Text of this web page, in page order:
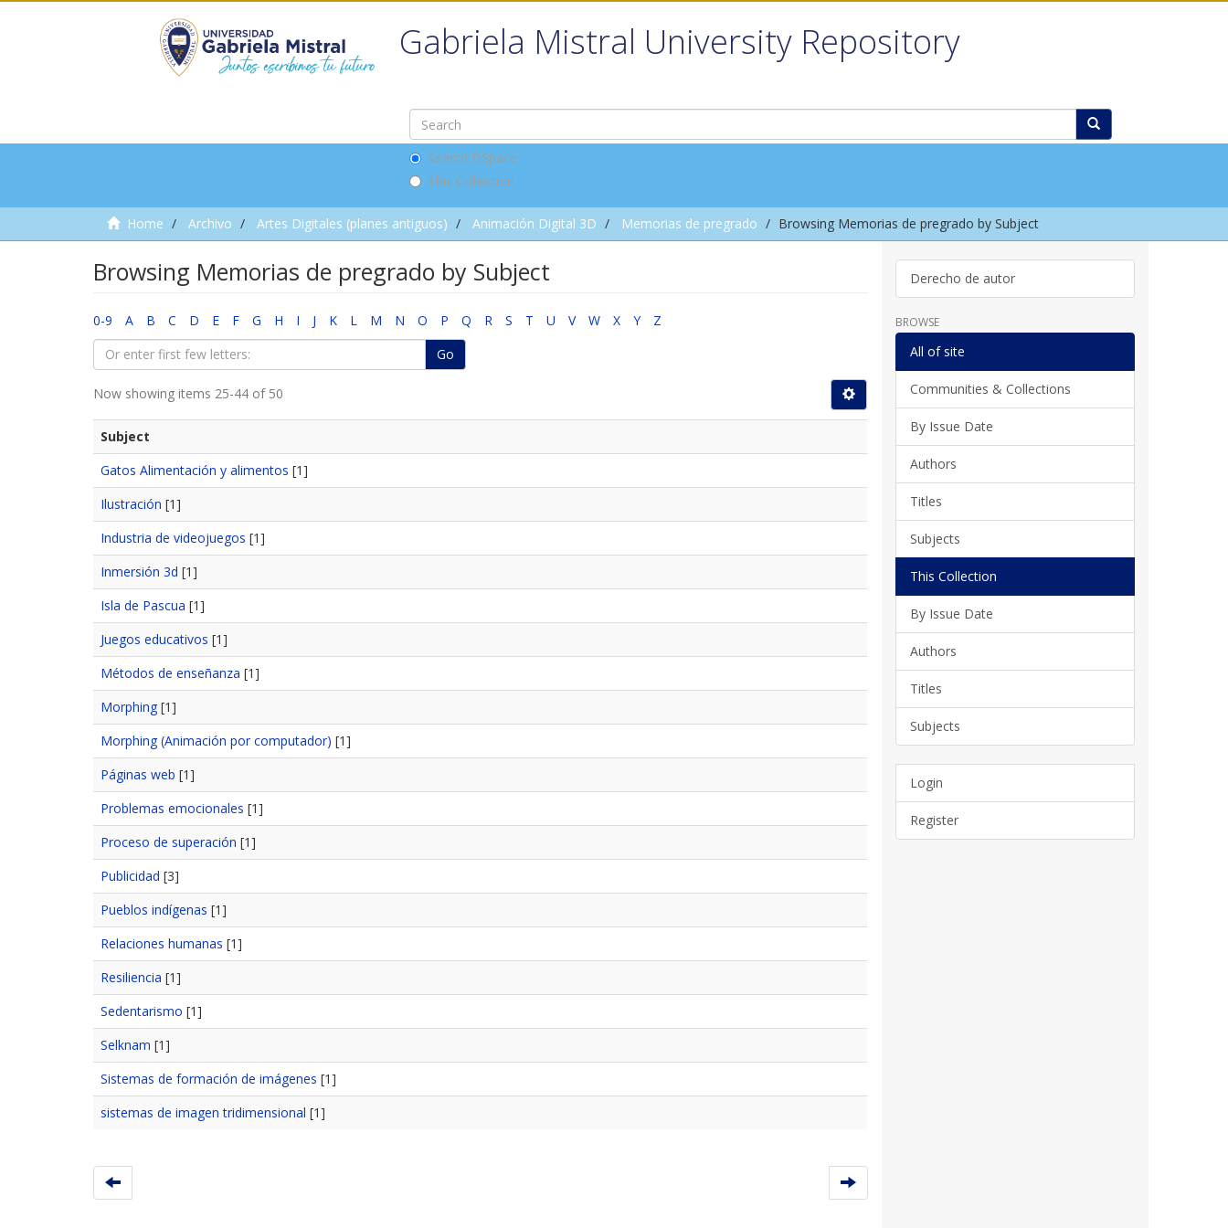
Gabriela Mistral University Repository
Search DSpace
This Collection
Home Archivo Artes Digitales (planes antiguos) Animación Digital 3D Memorias de pregrado Browsing Memorias de pregrado by Subject
Browsing Memorias de pregrado by Subject
0-9 A B C D E F G H I J K L M N O P Q R S T U V W X Y
Z
Go
Now showing items 25-44 of 50
Subject
Gatos Alimentación y alimentos [1]
Ilustración [1]
Industria de videojuegos [1]
Inmersión 3d [1]
Isla de Pascua [1]
Juegos educativos [1]
Métodos de enseñanza [1]
Morphing[1]
Morphing (Animación por computador) [1]
Páginas web [1]
Problemas emocionales [1]
Proceso de superación [1]
Publicidad [3]
Pueblos indígenas [1]
Relaciones humanas [1]
Resiliencia [1]
Sedentarismo [1]
Selknam [1]
Sistemas de formación de imágenes [1]
sistemas de imagen tridimensional [1]
Derecho de autor
BROWSE
All of site
Communities & Collections
By Issue Date
Authors
Titles
Subjects
This Collection
By Issue Date
Authors
Titles
Subjects
Login
Register